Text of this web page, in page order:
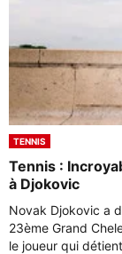
TENNIS
Tennis :
à Djokovic
Novak Djokovic a
23ème Grand
le joueur qui